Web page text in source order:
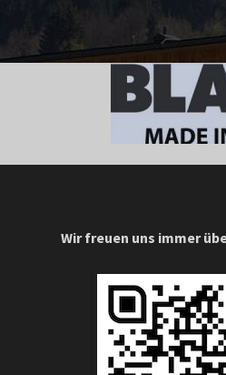
Wir freuen uns immer